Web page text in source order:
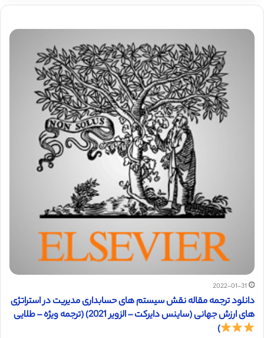
2022-01-31
دانلود ترجمه مقاله نقش سیستم های حسابداری مدیریت در استراتژی
های ارزش جهانی (ساینس دایرکت – الزویر 2021) (ترجمه ویژه – طلایی
)